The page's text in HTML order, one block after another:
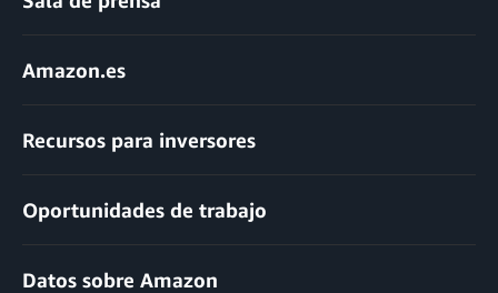
Amazon.es
Recursos para inversores
Oportunidades de trabajo
Datos sobre Amazon